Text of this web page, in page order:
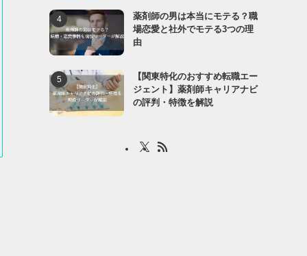
薬剤師の男は本当にモテる？職
場恋愛と社外でモテる3つの理
由
【関東特化のおすすめ転職エー
ジェント】薬剤師キャリアナビ
の評判・特徴を解説